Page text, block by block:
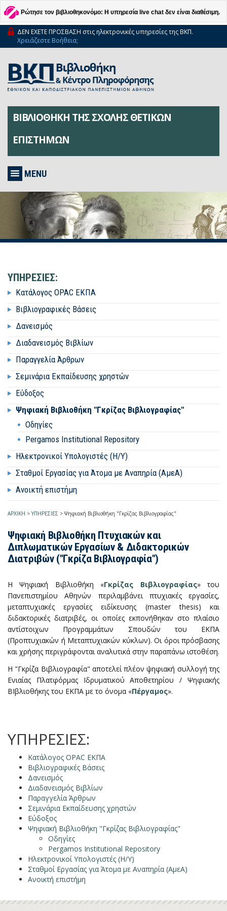
Ρώτησε τον βιβλιοθηκονόμο: Η υπηρεσία live chat δεν είναι διαθέσιμη.
ΔΕΝ ΕΧΕΤΕ ΠΡΟΣΒΑΣΗ στις ηλεκτρονικές υπηρεσίες της ΒΚΠ.
Χρειάζεστε Βοήθεια;
ΒΙΒΛΙΟΘΗΚΗ ΤΗΣ ΣΧΟΛΗΣ ΘΕΤΙΚΩΝ
ΕΠΙΣΤΗΜΩΝ
MENU
ΥΠΗΡΕΣΙΕΣ:
Κατάλογος OPAC ΕΚΠΑ
Βιβλιογραφικές Βάσεις
Δανεισμός
Διαδανεισμός Βιβλίων
Παραγγελία Άρθρων
Σεμινάρια Εκπαίδευσης χρηστών
Εύδοξος
Ψηφιακή Βιβλιοθήκη "Γκρίζας Βιβλιογραφίας"
Οδηγίες
Pergamos Institutional Repository
Ηλεκτρονικοί Υπολογιστές (Η/Υ)
Σταθμοί Εργασίας για Άτομα με Αναπηρία (ΑμεΑ)
Ανοικτή επιστήμη
ΑΡΧΙΚΗ > ΥΠΗΡΕΣΙΕΣ > Ψηφιακή Βιβλιοθήκη "Γκρίζας Βιβλιογραφίας"
Ψηφιακή Βιβλιοθήκη Πτυχιακών και
Διπλωματικών Εργασίων & Διδακτορικών
Διατριβών ("Γκρίζα Βιβλιογραφία")
Η Ψηφιακή Βιβλιοθήκη «Γκρίζας Βιβλιογραφίας» του
Πανεπιστημίου Αθηνών περιλαμβάνει πτυχιακές εργασίες,
μεταπτυχιακές εργασίες ειδίκευσης (master thesis) και
διδακτορικές διατριβές, οι οποίες εκπονήθηκαν στο πλαίσιο
αντίστοιχων Προγραμμάτων Σπουδών του ΕΚΠΑ
(Προπτυχιακών ή Μεταπτυχιακών κύκλων). Οι όροι πρόσβασης
και χρήσης περιγράφονται αναλυτικά στην παραπάνω ιστοθέση.
Η "Γκρίζα Βιβλιογραφία" αποτελεί πλέον ψηφιακή συλλογή της
Ενιαίας Πλατφόρμας Ιδρυματικού Αποθετηρίου / Ψηφιακής
ΒΙβλιοθήκης του ΕΚΠΑ με το όνομα «Πέργαμος».
ΥΠΗΡΕΣΙΕΣ:
Κατάλογος OPAC ΕΚΠΑ
Βιβλιογραφικές Βάσεις
Δανεισμός
Διαδανεισμός Βιβλίων
Παραγγελία Άρθρων
Σεμινάρια Εκπαίδευσης χρηστών
Εύδοξος
Ψηφιακή Βιβλιοθήκη "Γκρίζας Βιβλιογραφίας"
Οδηγίες
Pergamos Institutional Repository
Ηλεκτρονικοί Υπολογιστές (Η/Υ)
Σταθμοί Εργασίας για Άτομα με Αναπηρία (ΑμεΑ)
Ανοικτή επιστήμη